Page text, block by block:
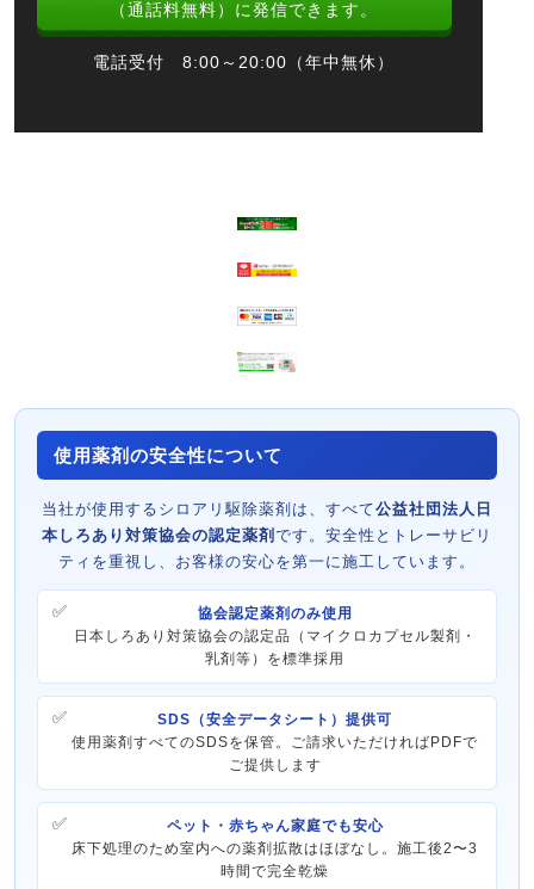
（通話料無料）に発信できます。
電話受付 8:00～20:00（年中無休）
使用薬剤の安全性について
当社が使用するシロアリ駆除薬剤は、すべて公益社団法人日
本しろあり対策協会の認定薬剤 です。安全性とトレーサビリ
ティを重視し、お客様の安心を第一に施工しています。
協会認定薬剤のみ使用
日本しろあり対策協会の認定品（マイクロカプセル製剤・
乳剤等）を標準採用
SDS（安全データシート）提供可
使用薬剤すべてのSDSを保管。ご請求いただければPDFで
ご提供します
ペット・赤ちゃん家庭でも安心
床下処理のため室内への薬剤拡散はほぼなし。施工後2〜3
時間で完全乾燥